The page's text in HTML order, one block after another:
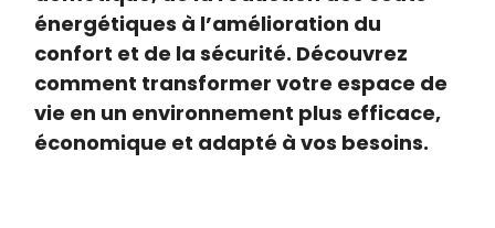
énergétiques à l’amélioration du
confort et de la sécurité. Découvrez
comment transformer votre espace de
vie en un environnement plus efficace,
économique et adapté à vos besoins.